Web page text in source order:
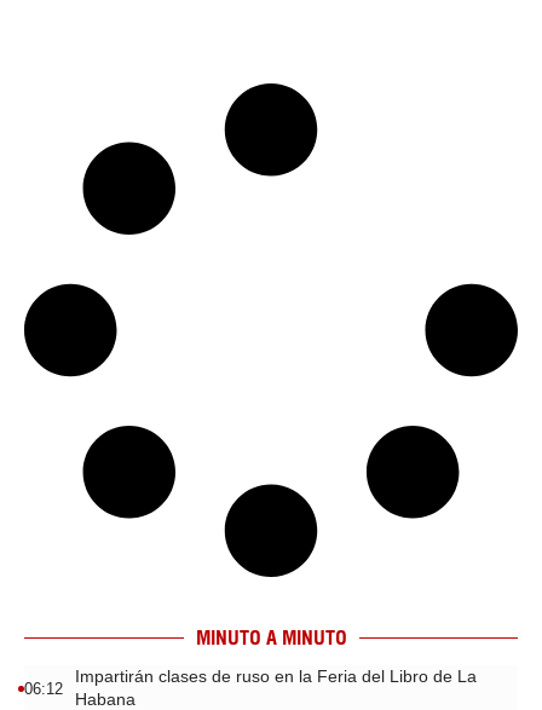
MINUTO A MINUTO
06:12
Impartirán clases de ruso en la Feria del Libro de La
Habana